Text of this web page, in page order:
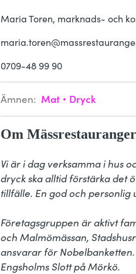
Maria Toren, marknads- och
0709-48 99 90
Ämnen: Mat Dryck
Om
Vi är i dag verksamma i hus
dryck ska alltid förstärka det
tillfälle. En god och personlig
Företagsgruppen är aktivt
och Malmömässan,
ansvarar för
Engsholms Slott på Mörkö.